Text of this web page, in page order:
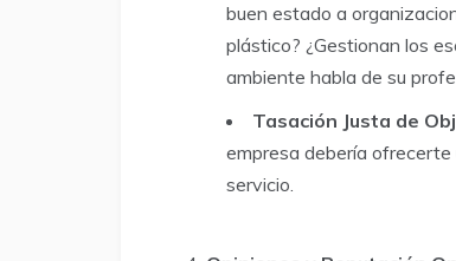
buen estado a
plástico? ¿Gestionan los
ambiente habla de su
Tasación Justa de
empresa debería
servicio.